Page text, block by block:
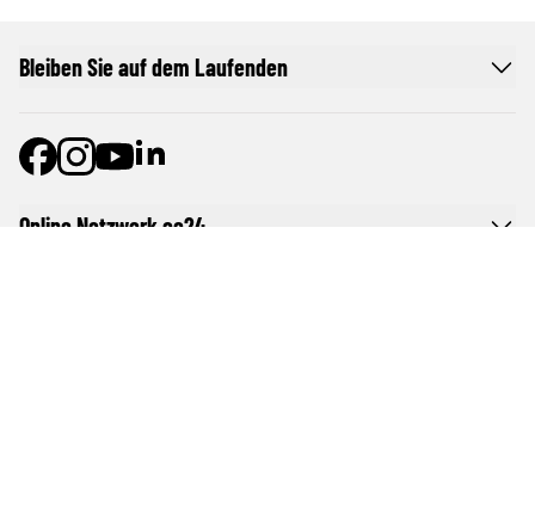
Online Netzwerk oe24
Bleiben Sie auf dem Laufenden